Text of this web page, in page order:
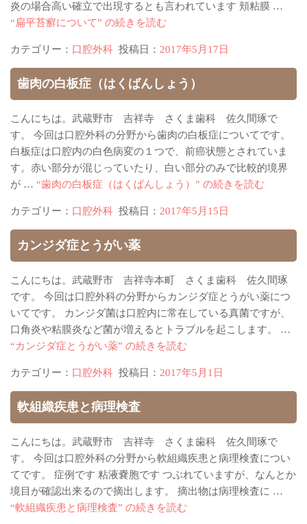
炎の場合高い確立で出現するとも言われています 頬粘膜 …
“扁平苔癬について” の続きを読む
カテゴリー： 口腔外科 投稿日： 2017年5月17日
歯肉の白板症（はくばんしょう）
こんにちは。武蔵野市 吉祥寺 さくま歯科 佐久間琢で
す。 今回は口腔外科の分野から歯肉の白板症についてです。
白板症は口腔内の白色病変の１つで、前癌状態とされていま
す。赤い部分が混じっていたり、白い部分のみで比較的境界
が … “歯肉の白板症（はくばんしょう）” の続きを読む
カテゴリー： 口腔外科 投稿日： 2017年5月15日
カンジダ症とうがい薬
こんにちは。武蔵野市 吉祥寺本町 さくま歯科 佐久間琢
です。 今回は口腔外科の分野からカンジダ症とうがい薬につ
いてです。 カンジダ菌は口腔内に常在している真菌ですが、
口角炎や粘膜炎など菌が増えるとトラブルを起こします。 …
“カンジダ症とうがい薬” の続きを読む
カテゴリー： 口腔外科 投稿日： 2017年5月1日
軟組織疾患と病理検査
こんにちは。武蔵野市 吉祥寺 さくま歯科 佐久間琢で
す。 今回は口腔外科の分野から軟組織疾患と病理検査につい
てです。 症例です 粘液嚢胞です つぶれていますが、なんとか
境目が確認出来るので摘出します。 摘出物は病理検査に …
“軟組織疾患と病理検査” の続きを読む